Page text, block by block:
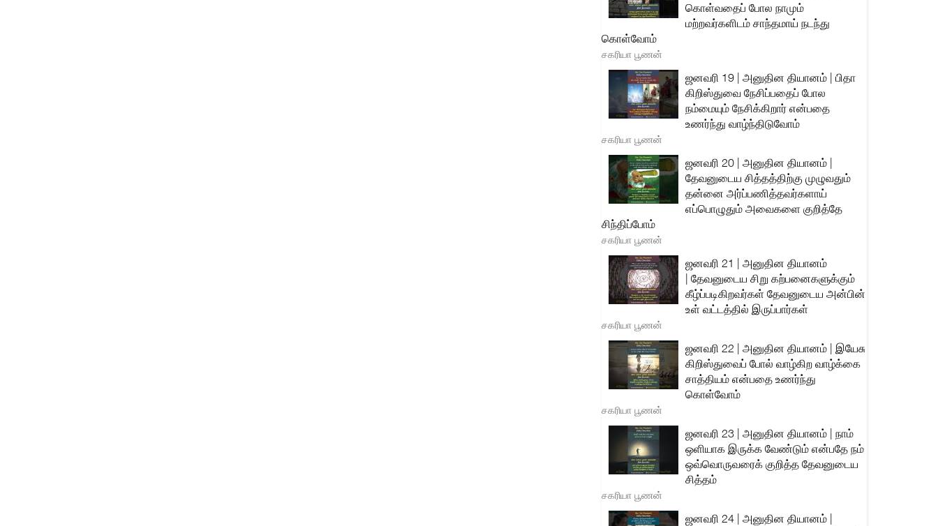
கொள்வதைப் போல நாமும்
மற்றவர்களிடம் சாந்தமாய் நடந்து
கொள்வோம்
சகரியா பூணன்
ஜனவரி 19 | அனுதின தியானம் | பிதா
கிறிஸ்துவை நேசிப்பதைப் போல
நம்மையும் நேசிக்கிறார் என்பதை
உணர்ந்து வாழ்ந்திடுவோம்
சகரியா பூணன்
ஜனவரி 20 | அனுதின தியானம் |
தேவனுடைய சித்தத்திற்கு முழுவதும்
தன்னை அர்ப்பணித்தவர்களாய்
எப்பொழுதும் அவைகளை குறித்தே
சிந்திப்போம்
சகரியா பூணன்
ஜனவரி 21 | அனுதின தியானம்
| தேவனுடைய சிறு கற்பனைகளுக்கும்
கீழ்ப்படிகிறவர்கள் தேவனுடைய அன்பின்
உள் வட்டத்தில் இருப்பார்கள்
சகரியா பூணன்
ஜனவரி 22 | அனுதின தியானம் | இயேசு
கிறிஸ்துவைப் போல் வாழ்கிற வாழ்க்கை
சாத்தியம் என்பதை உணர்ந்து
கொள்வோம்
சகரியா பூணன்
ஜனவரி 23 | அனுதின தியானம் | நாம்
ஒளியாக இருக்க வேண்டும் என்பதே நம்
ஒவ்வொருவரைக் குறித்த தேவனுடைய
சித்தம்
சகரியா பூணன்
ஜனவரி 24 | அனுதின தியானம் |